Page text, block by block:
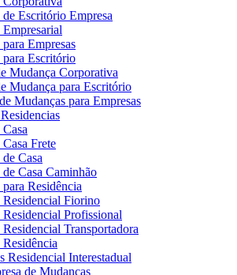
Escritório Empresa
Empresas
Escritório
Mudança Corporativa
Mudança para Escritório
Mudanças para Empresas
Frete
Casa
Casa Caminhão
Residência
Residencial Fiorino
Profissional
Transportadora
Residencial Interestadual
de Mudanças